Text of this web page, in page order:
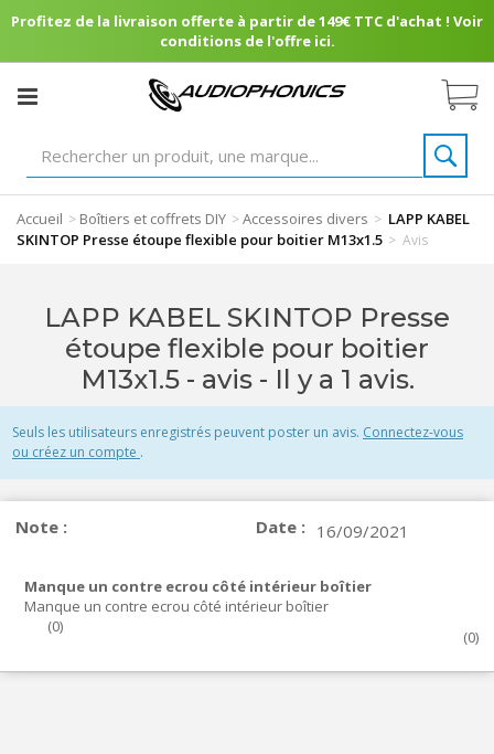
Profitez de la livraison offerte à partir de 149€ TTC d'achat ! Voir
conditions de l'offre ici.
Accueil > Boîtiers et coffrets DIY >Accessoires divers > LAPP KABEL
SKINTOP Presse étoupe flexible pour boitier M13x1.5 > Avis
LAPP KABEL SKINTOP Presse
étoupe flexible pour boitier
M13x1.5 - avis - Il y a 1 avis.
Seuls les utilisateurs enregistrés peuvent poster un avis. Connectez-vous
ou créez un compte .
Note : Date : 16/09/2021
Manque un contre ecrou côté intérieur boîtier
Manque un contre ecrou côté intérieur boîtier
(0)
(0)